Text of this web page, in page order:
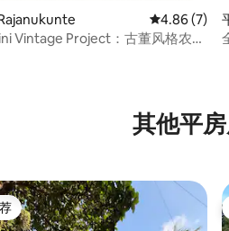
5 分），共 47 条评价 平均评分
4.86 (7)
Vintage Project：古董风格农场
其他平